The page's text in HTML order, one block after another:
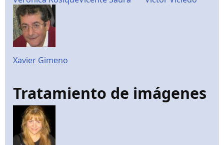
Xavier Gimeno
Tratamiento de imágenes